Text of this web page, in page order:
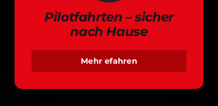
Pilotfahrten – sicher
nach Hause
Mehr efahren